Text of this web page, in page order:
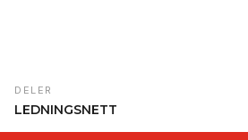
DELER
LEDNINGSNETT